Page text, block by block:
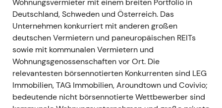
Konsolidierung: „Europas größten
Wohnimmobilienkonzern schaffen" – zog aber
auch politische und investorenseitige Kritik
wegen Marktkonzentration und
Finanzierungsrisiken auf sich [8] ,[12]
Nachrichtengetriebene Kursanstiege bei
Übernahme- und Freigabemeldungen, gefolgt
von Volatilität, während der Markt
Abwicklungs- und Finanzierungsrisiken
Wohnungsvermieter mit einem breiten Portfolio in
Deutschland, Schweden und Österreich. Das
Unternehmen konkurriert mit anderen großen
deutschen Vermietern und paneuropäischen REITs
sowie mit kommunalen Vermietern und
Wohnungsgenossenschaften vor Ort. Die
relevantesten börsennotierten Konkurrenten sind LEG
Immobilien, TAG Immobilien, Aroundtown und Covivio;
bedeutende nicht börsennotierte Wettbewerber sind